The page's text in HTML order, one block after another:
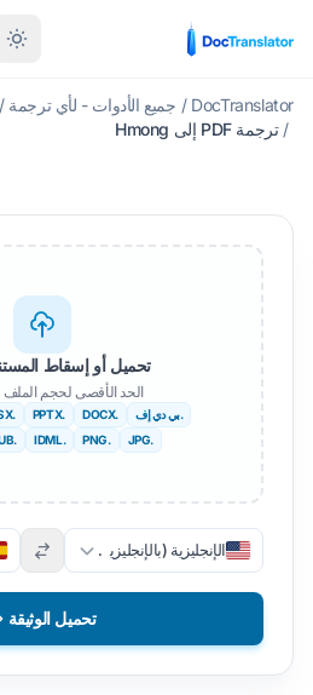
DocTranslator
/ جميع الأدوات - لأي ترجمة /
/ ترجمة PDF إلى Hmong
تحميل أو إسقاط
الحد الأقصى لحجم الملف
.بي دي إف .DOCX
.PPTX
.XLSX
.JPG
.PNG
.IDML
.EPUB
الإنجليزية (بالإنجليزية)
تحميل الوثيقة